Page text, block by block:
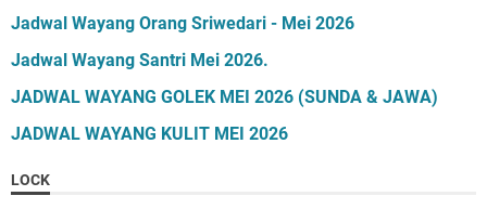
Jadwal Wayang Orang Sriwedari - Mei 2026
Jadwal Wayang Santri Mei 2026.
JADWAL WAYANG GOLEK MEI 2026 (SUNDA & JAWA)
JADWAL WAYANG KULIT MEI 2026
LOCK